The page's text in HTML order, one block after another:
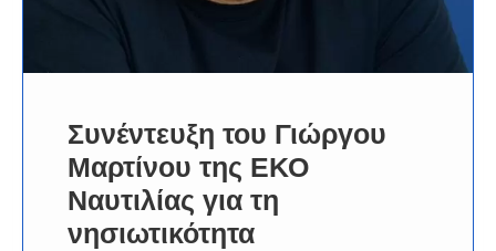
Συνέντευξη του Γιώργου
Μαρτίνου της ΕΚΟ
Ναυτιλίας για τη
νησιωτικότητα